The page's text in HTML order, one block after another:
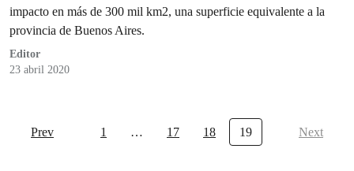
impacto en más de 300 mil km2, una superficie equivalente a la
provincia de Buenos Aires.
Editor
23 abril 2020
Prev 1 … 17 18 19 Next